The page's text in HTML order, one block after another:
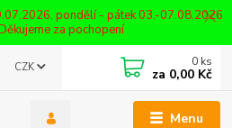
pondělí - pátek 03.-07.08.2026
za pochopení
Menu
CZK 0 ks
za 0,00 Kč